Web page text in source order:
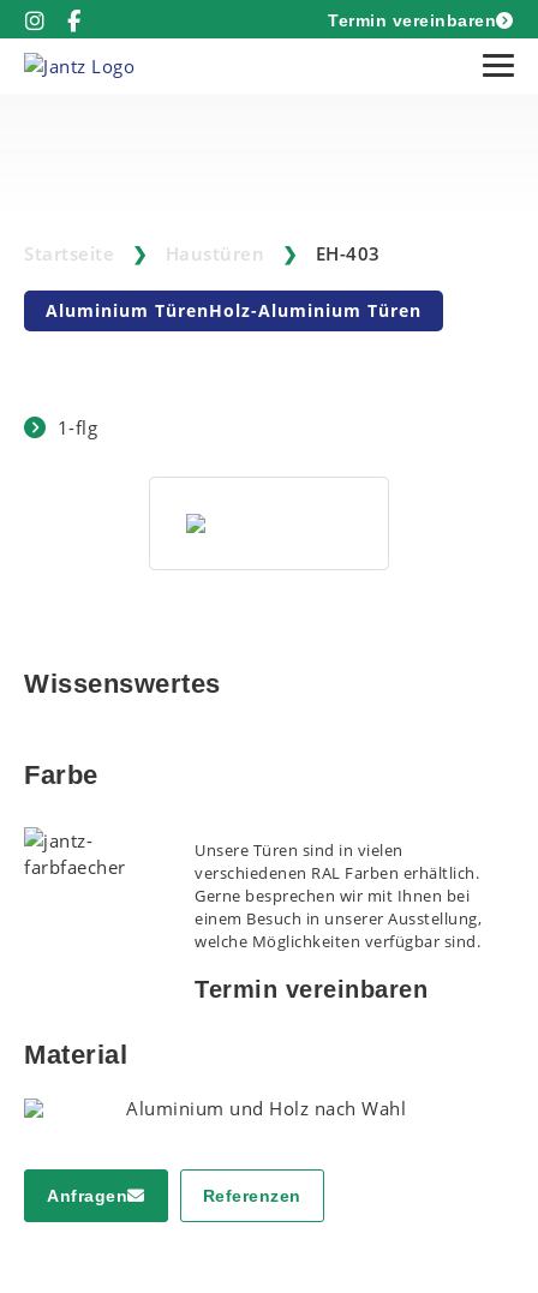
Termin vereinbaren
Startseite ❯ Haustüren ❯ EH-403
Aluminium TürenHolz-Aluminium Türen
1-flg
Wissenswertes
Farbe
Unsere Türen sind in vielen
verschiedenen RAL Farben erhältlich.
Gerne besprechen wir mit Ihnen bei
einem Besuch in unserer Ausstellung,
welche Möglichkeiten verfügbar sind.
Termin vereinbaren
Material
Aluminium und Holz nach Wahl
Anfragen Referenzen